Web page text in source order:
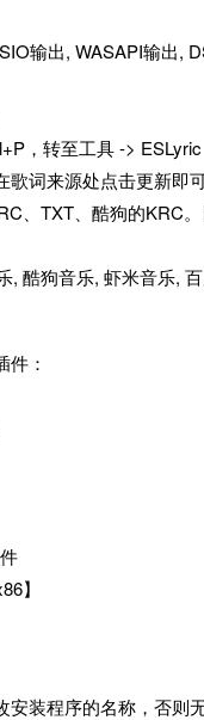
输出, WASAPI输出,
，转至工具 -> ESLyric
词来源处点击更新即可
、TXT、酷狗的KRC
, 酷狗音乐, 虾米音乐,
件：
】
安装程序的名称，否则